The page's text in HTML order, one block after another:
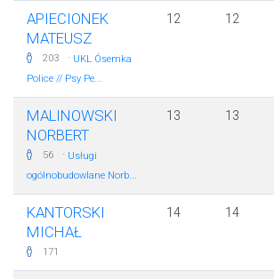
APIECIONEK
MATEUSZ
203 · UKL Ósemka
Police // Psy Pe...
12 12
MALINOWSKI
NORBERT
56 · Usługi
ogólnobudowlane Norb...
13 13
KANTORSKI
MICHAŁ
171
14 14